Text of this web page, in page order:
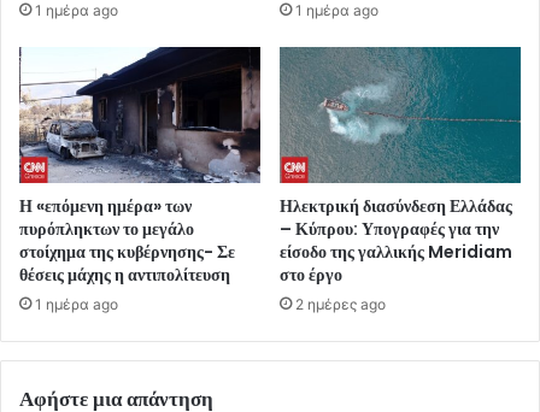
1 ημέρα ago 1 ημέρα ago
Η «επόμενη ημέρα» των
πυρόπληκτων το μεγάλο
στοίχημα της κυβέρνησης- Σε
θέσεις μάχης η αντιπολίτευση
1 ημέρα ago
Ηλεκτρική διασύνδεση Ελλάδας
– Κύπρου: Υπογραφές για την
είσοδο της γαλλικής Meridiam
στο έργο
2 ημέρες ago
Αφήστε μια απάντηση